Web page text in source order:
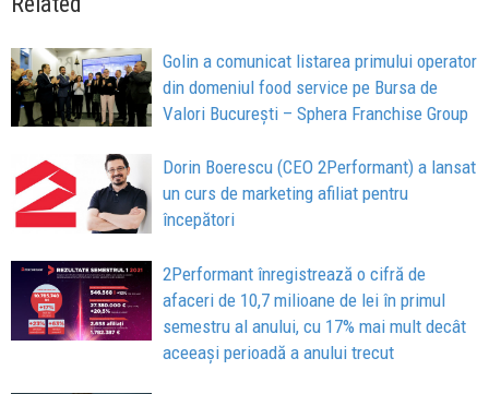
Golin a comunicat listarea primului operator
din domeniul food service pe Bursa de
Valori București – Sphera Franchise Group
Dorin Boerescu (CEO 2Performant) a lansat
un curs de marketing afiliat pentru
începători
2Performant înregistrează o cifră de
afaceri de 10,7 milioane de lei în primul
semestru al anului, cu 17% mai mult decât
aceeași perioadă a anului trecut